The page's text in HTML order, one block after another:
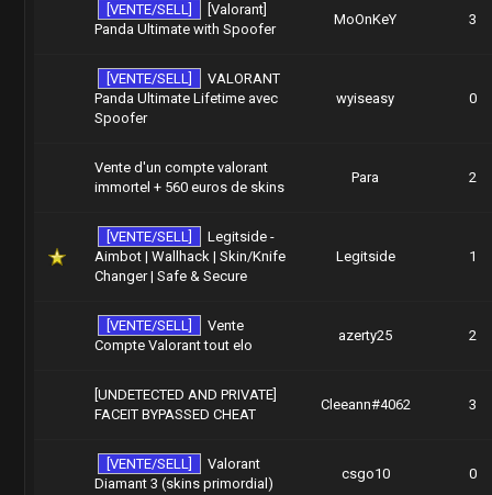
[VENTE/SELL]
[Valorant]
Panda Ultimate with Spoofer
MoOnKeY 3
[VENTE/SELL]
VALORANT
Panda Ultimate Lifetime avec
Spoofer
wyiseasy 0
Vente d'un compte valorant
immortel + 560 euros de skins
Para 2
[VENTE/SELL]
Legitside -
Aimbot | Wallhack | Skin/Knife
Changer | Safe & Secure
Legitside 1
[VENTE/SELL]
Vente
Compte Valorant tout elo
azerty25 2
[UNDETECTED AND PRIVATE]
FACEIT BYPASSED CHEAT
Cleeann#4062 3
[VENTE/SELL]
Valorant
Diamant 3 (skins primordial)
csgo10 0